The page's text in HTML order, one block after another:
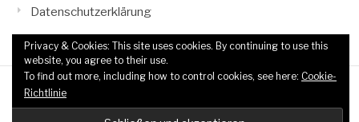
Datenschutzerklärung
Copyright © 2026 TTF Wahn-Grengel. All Rights Reserved.
Fashify Theme byFRT
Privacy & Cookies: This site uses cookies. By continuing to use this
website, you agree to their use.
To find out more, including how to control cookies, see here: Cookie-
Richtlinie